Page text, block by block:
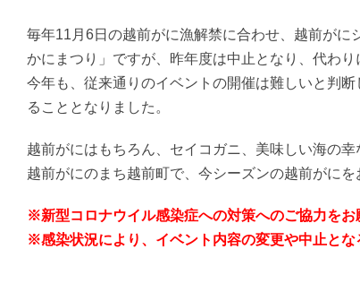
毎年11月6日の越前がに漁解禁に合わせ、越前が
かにまつり」ですが、昨年度は中止となり、代わ
今年も、従来通りのイベントの開催は難しいと判
ることとなりました。
越前がにはもちろん、セイコガニ、美味しい海の幸
越前がにのまち越前町で、今シーズンの越前がにを
※新型コロナウイル感染症への対策へのご協力をお
※感染状況により、イベント内容の変更や中止とな